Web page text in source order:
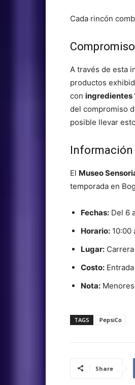
Cada rincón
A través de esta
productos
con ingredientes
del compromiso
posible llevar
Información
El Museo
temporada en
Fechas: Del 6
Horario: 10:00
Lugar:
Costo:
Nota:
TAGS PepsiCo
Share